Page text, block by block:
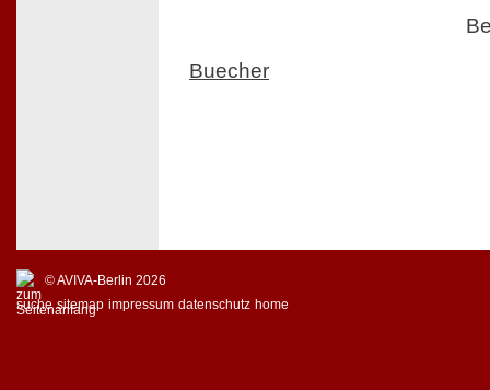
Buecher
© AVIVA-Berlin 2026
suche sitemap impressum datenschutz home